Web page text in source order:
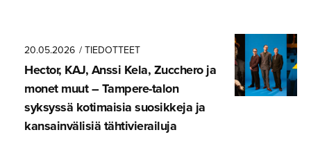
20.05.2026 / TIEDOTTEET
Hector, KAJ, Anssi Kela, Zucchero ja
monet muut – Tampere-talon
syksyssä kotimaisia suosikkeja ja
kansainvä­lisiä tähtivie­railuja